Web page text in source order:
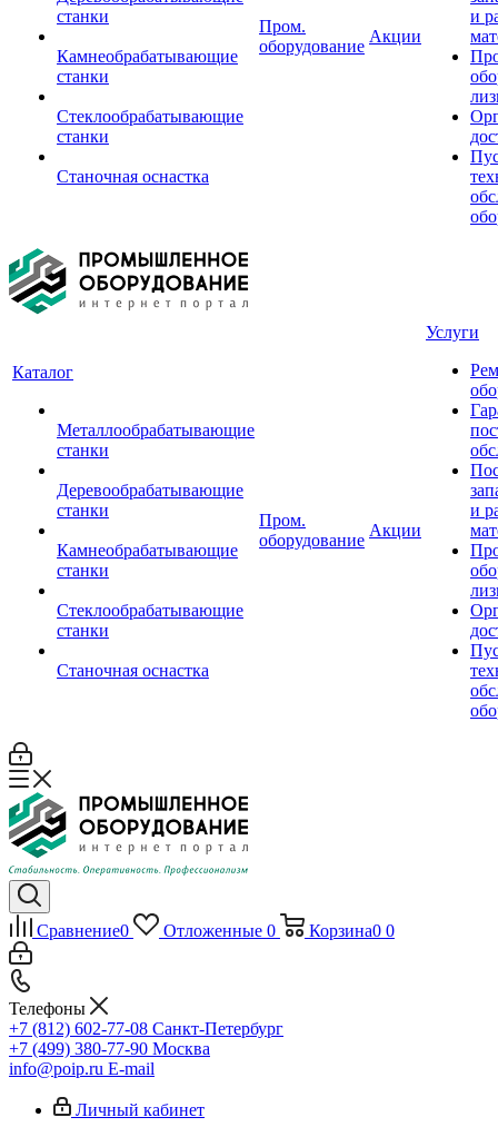
станки
Камнеобрабатывающие
станки
Стеклообрабатывающие
станки
Станочная оснастка
Пром.
оборудование
Акции
и
Каталог
Металлообрабатывающие
станки
Деревообрабатывающие
станки
Камнеобрабатывающие
станки
Стеклообрабатывающие
станки
Станочная оснастка
Пром.
оборудование
Акции
Услуги
и
Сравнение0 Отложенные 0 Корзина0 0
Телефоны
+7 (812) 602-77-08 Санкт-Петербург
+7 (499) 380-77-90 Москва
info@poip.ru E-mail
Личный кабинет